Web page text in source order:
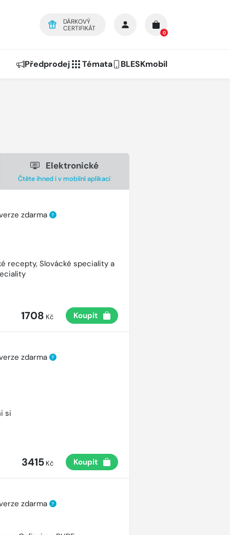
DÁRKOVÝ
CERTIFIKÁT
0
Předprodej Témata BLESKmobil
Elektronické
Čtěte ihned i v mobilní aplikaci
zdarma ?
recepty, Slovácké speciality a
1708 Kč Koupit
zdarma ?
si
3415Kč Koupit
zdarma ?